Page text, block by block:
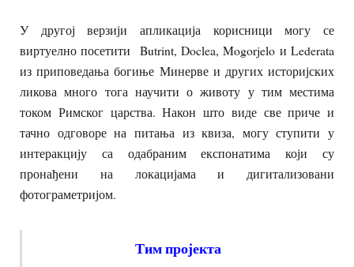
У другој верзији апликација корисници могу се
виртуелно посетити Butrint, Doclea, Mogorjelo и Lederata
из приповедања богиње Минерве и других историјских
ликова много тога научити о животу у тим местима
током Римског царства. Након што виде све приче и
тачно одговоре на питања из квиза, могу ступити у
интеракцију са одабраним експонатима који су
пронађени на локацијама и дигитализовани
фотограметријом.
Тим пројекта